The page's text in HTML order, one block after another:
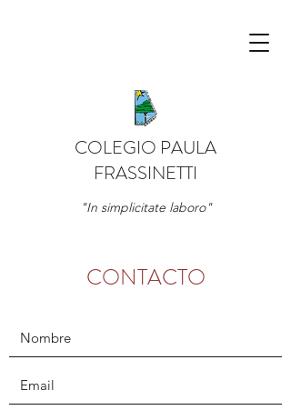
COLEGIO PAULA
FRASSINETTI
"In simplicitate laboro"
CONTACTO